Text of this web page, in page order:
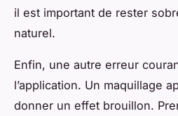
il est important de rester
naturel.
Enfin, une autre erreur
l’application. Un maquillage
donner un effet brouillon.